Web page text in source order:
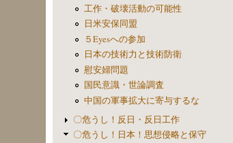
工作・破壊活動の可能性
日米安保同盟
５Eyesへの参加
日本の技術力と技術防衛
慰安婦問題
国民意識・世論調査
中国の軍事拡大に寄与するな
〇危うし！反日・反日工作
〇危うし！日本！思想侵略と保守